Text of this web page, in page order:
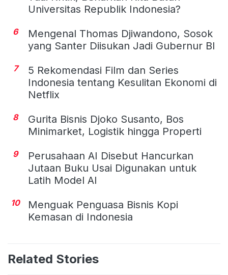
Universitas Republik Indonesia?
6
Mengenal Thomas Djiwandono, Sosok
yang Santer Diisukan Jadi Gubernur BI
7
5 Rekomendasi Film dan Series
Indonesia tentang Kesulitan Ekonomi di
Netflix
8
Gurita Bisnis Djoko Susanto, Bos
Minimarket, Logistik hingga Properti
9
Perusahaan AI Disebut Hancurkan
Jutaan Buku Usai Digunakan untuk
Latih Model AI
10
Menguak Penguasa Bisnis Kopi
Kemasan di Indonesia
Related Stories